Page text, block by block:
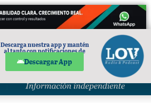
PUBLICIDAD
Descarga nuestra app y mantén
al tanto con notificaciones de
Descargar App